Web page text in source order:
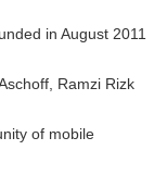
in August 2011
Ramzi Rizk
of mobile